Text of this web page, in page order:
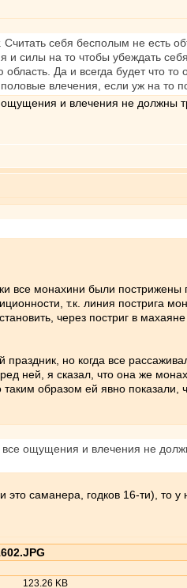
себя бесполым не есть
силы на то чтобы убеждать
Да и всегда будет что то
влечения, если уж на то
и влечения не должны
все монахини были
т.к. линия пострига
через постриг в
но когда все
ней, я сказал, что она же
таким образом ей явно
ощущения и влечения не
саманера, годков 16-ти), то
123.26 KB